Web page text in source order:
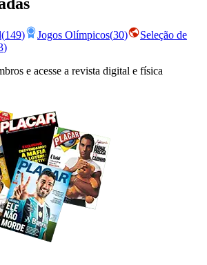
(149) Jogos Olímpicos(30)
Seleção de
)
e acesse a revista digital e física